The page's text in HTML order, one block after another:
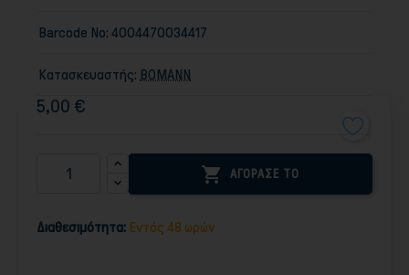
Barcode No: 4004470034417
Κατασκευαστής: BOMANN
5,00 €
 ΑΓΟΡΑΣΕ ΤΟ
Διαθεσιμότητα: Εντός 48 ωρών